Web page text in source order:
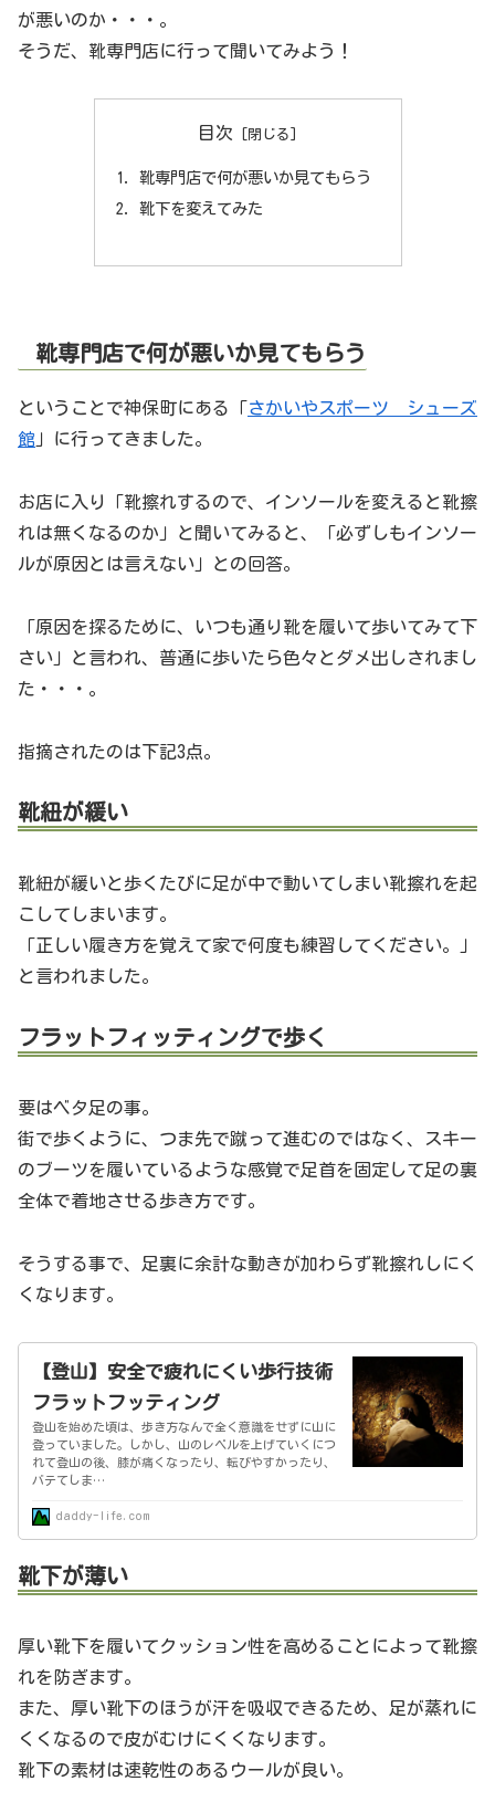
が悪いのか・・・。
そうだ、靴専門店に行って聞いてみよう！
目次
靴専門店で何が悪いか見てもらう
靴下を変えてみた
靴専門店で何が悪いか見てもらう
ということで神保町にある「さかいやスポーツ シューズ
館 」に行ってきました。
お店に入り「靴擦れするので、インソールを変えると靴擦
れは無くなるのか」と聞いてみると、「必ずしもインソー
ルが原因とは言えない」との回答。
「原因を探るために、いつも通り靴を履いて歩いてみて下
さい」と言われ、普通に歩いたら色々とダメ出しされまし
た・・・。
指摘されたのは下記3点。
靴紐が緩い
靴紐が緩いと歩くたびに足が中で動いてしまい靴擦れを起
こしてしまいます。
「正しい履き方を覚えて家で何度も練習してください。」
と言われました。
フラットフィッティングで歩く
要はベタ足の事。
街で歩くように、つま先で蹴って進むのではなく、スキー
のブーツを履いているような感覚で足首を固定して足の裏
全体で着地させる歩き方です。
そうする事で、足裏に余計な動きが加わらず靴擦れしにく
くなります。
【登山】安全で疲れにくい歩行技術
フラットフッティング
登山を始めた頃は、歩き方なんで全く意識をせずに山に
登っていました。しかし、山のレベルを上げていくにつ
れて登山の後、膝が痛くなったり、転びやすかったり、
バテてしま…
daddy-life.com
靴下が薄い
厚い靴下を履いてクッション性を高めることによって靴擦
れを防ぎます。
また、厚い靴下のほうが汗を吸収できるため、足が蒸れに
くくなるので皮がむけにくくなります。
靴下の素材は速乾性のあるウールが良い。